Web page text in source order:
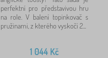
perfektní pro představivou hru
na role. V balení topinkovač s
pružinami, z kterého vyskočí 2...
1 044 Kč